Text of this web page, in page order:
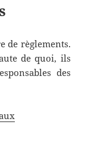
de règlements.
de quoi, ils
des